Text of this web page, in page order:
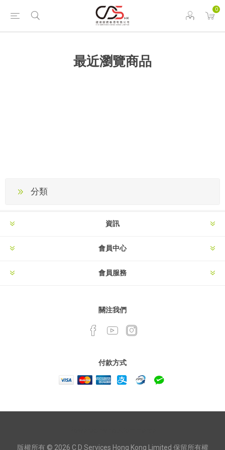
0
最近瀏覽商品
分類
資訊
會員中心
會員服務
關注我們
付款方式
版權所有 © 2026 C D Services Hong Kong Limited 保留所有權